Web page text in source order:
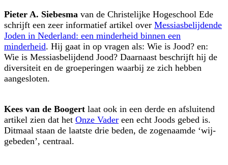
Pieter A. Siebesma van de Christelijke Hogeschool Ede
schrijft een zeer informatief artikel over Messiasbelijdende
Joden in Nederland: een minderheid binnen een
minderheid. Hij gaat in op vragen als: Wie is Jood? en:
Wie is Messiasbelijdend Jood? Daarnaast beschrijft hij de
diversiteit en de groeperingen waarbij ze zich hebben
aangesloten.
Kees van de Boogert laat ook in een derde en afsluitend
artikel zien dat het Onze Vader een echt Joods gebed is.
Ditmaal staan de laatste drie beden, de zogenaamde ‘wij-
gebeden’, centraal.